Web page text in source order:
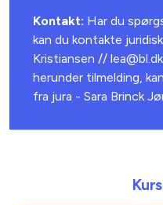
Kontakt: Har du
kan du kontakte
Kristiansen //lea@bl.dk
herunder tilmelding,
fra jura - Sara Brinck